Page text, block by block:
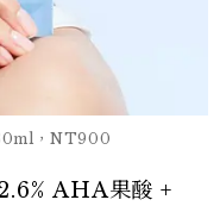
30ml，NT900
AHA果酸 +